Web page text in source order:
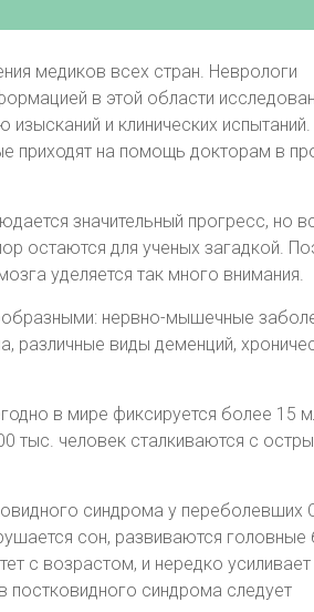
медиков всех стран. Неврологи
в этой области
и клинических испытаний.
приходят на помощь докторам в
значительный прогресс, но
остаются для ученых загадкой.
уделяется так много внимания.
нервно-мышечные
различные виды деменций,
в мире фиксируется более 15
тыс. человек сталкиваются с
синдрома у переболевших
сон, развиваются головные
с возрастом, и нередко
синдрома следует